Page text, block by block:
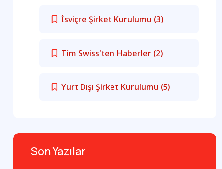
İsviçre Şirket Kurulumu (3)
Tim Swiss'ten Haberler (2)
Yurt Dışı Şirket Kurulumu (5)
Son Yazılar